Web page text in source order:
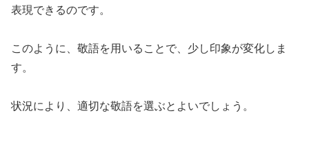
表現できるのです。
このように、敬語を用いることで、少し印象が変化しま
す。
状況により、適切な敬語を選ぶとよいでしょう。